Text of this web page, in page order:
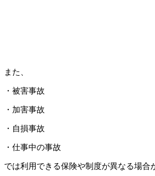
また、
・被害事故
・加害事故
・自損事故
・仕事中の事故
では利用できる保険や制度が異なる場合